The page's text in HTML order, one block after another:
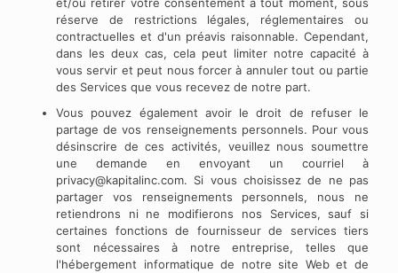
réserve de restrictions légales, réglementaires ou
contractuelles et d'un préavis raisonnable. Cependant,
dans les deux cas, cela peut limiter notre capacité à
vous servir et peut nous forcer à annuler tout ou partie
des Services que vous recevez de notre part.
Vous pouvez également avoir le droit de refuser le
partage de vos renseignements personnels. Pour vous
désinscrire de ces activités, veuillez nous soumettre
une demande en envoyant un courriel à
privacy@kapitalinc.com. Si vous choisissez de ne pas
partager vos renseignements personnels, nous ne
retiendrons ni ne modifierons nos Services, sauf si
certaines fonctions de fournisseur de services tiers
sont nécessaires à notre entreprise, telles que
l'hébergement informatique de notre site Web et de